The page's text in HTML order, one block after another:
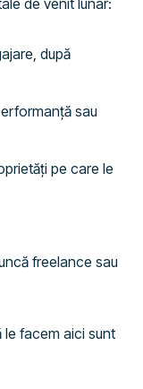
de venit lunar:
după
sau
pe care le
freelance sau
le facem aici sunt